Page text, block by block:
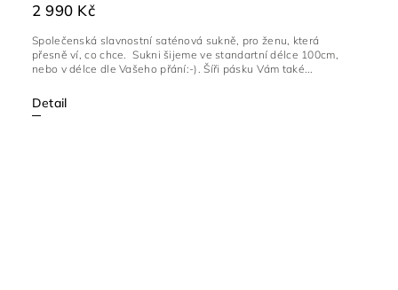
2 990 Kč
Detail
Společenská slavnostní saténová sukně, pro ženu, která
přesně ví, co chce. Sukni šijeme ve standartní délce 100cm,
nebo v délce dle Vašeho přání:-). Šíři pásku Vám také...